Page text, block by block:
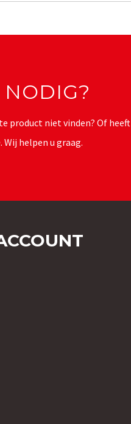
product niet vinden? Of
helpen u graag.